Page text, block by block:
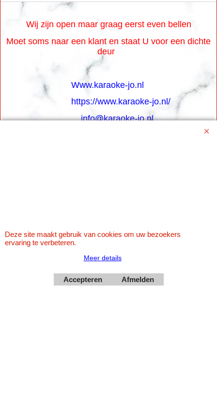
Wij zijn open maar graag eerst even bellen
Moet soms naar een klant en staat U voor een dichte
deur
Www.karaoke-jo.nl
https://www.karaoke-jo.nl/
info@karaoke-jo.nl
Deze site maakt gebruik van cookies om uw bezoekers
ervaring te verbeteren.
Meer details
Accepteren Afmelden